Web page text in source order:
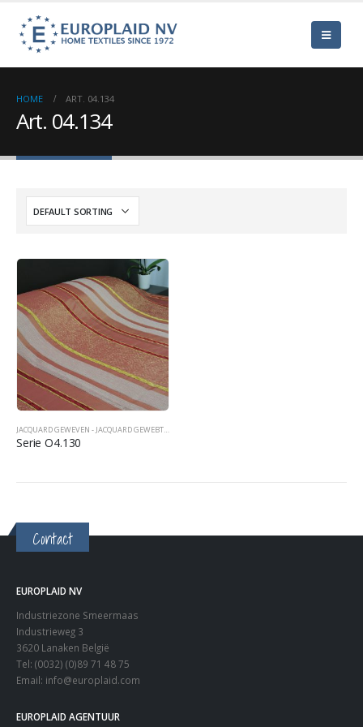
HOME ART. 04.134
Art. 04.134
JACQUARD GEWEVEN - JACQUARD GEWEBT - JACQUARD WOVEN
Serie O4.130
Contact
EUROPLAID NV
Industriezone Smeermaas
Industrieweg 3
3620 Lanaken België
Tel: (0032) (0)89 71 48 75
Email: info@europlaid.com
EUROPLAID AGENTUUR